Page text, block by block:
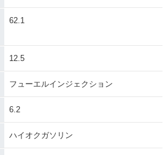
62.1
12.5
フューエルインジェクション
6.2
ハイオクガソリン